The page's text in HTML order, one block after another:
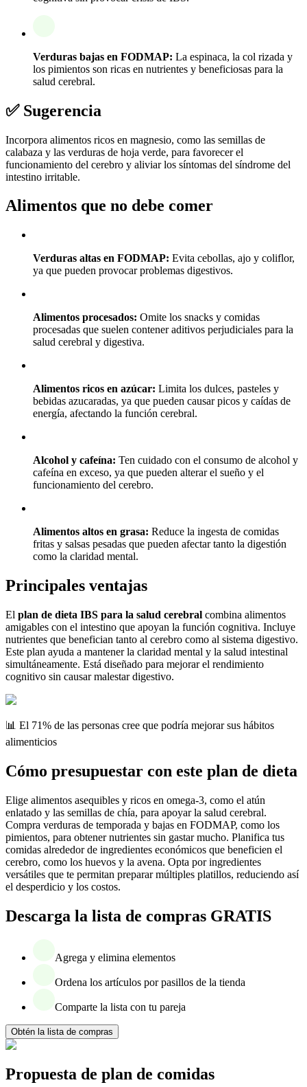
Verduras bajas en FODMAP: La espinaca, la col rizada y
los pimientos son ricas en nutrientes y beneficiosas para la
salud cerebral.
✅ Sugerencia
Incorpora alimentos ricos en magnesio, como las semillas de
calabaza y las verduras de hoja verde, para favorecer el
funcionamiento del cerebro y aliviar los síntomas del síndrome del
intestino irritable.
Alimentos que no debe comer
Verduras altas en FODMAP: Evita cebollas, ajo y coliflor,
ya que pueden provocar problemas digestivos.
Alimentos procesados: Omite los snacks y comidas
procesadas que suelen contener aditivos perjudiciales para la
salud cerebral y digestiva.
Alimentos ricos en azúcar: Limita los dulces, pasteles y
bebidas azucaradas, ya que pueden causar picos y caídas de
energía, afectando la función cerebral.
Alcohol y cafeína: Ten cuidado con el consumo de alcohol y
cafeína en exceso, ya que pueden alterar el sueño y el
funcionamiento del cerebro.
Alimentos altos en grasa: Reduce la ingesta de comidas
fritas y salsas pesadas que pueden afectar tanto la digestión
como la claridad mental.
Principales ventajas
El plan de dieta IBS para la salud cerebral combina alimentos
amigables con el intestino que apoyan la función cognitiva. Incluye
nutrientes que benefician tanto al cerebro como al sistema digestivo.
Este plan ayuda a mantener la claridad mental y la salud intestinal
simultáneamente. Está diseñado para mejorar el rendimiento
cognitivo sin causar malestar digestivo.
📊 El 71% de las personas cree que podría mejorar sus hábitos
alimenticios
Cómo presupuestar con este plan de dieta
Elige alimentos asequibles y ricos en omega-3, como el atún
enlatado y las semillas de chía, para apoyar la salud cerebral.
Compra verduras de temporada y bajas en FODMAP, como los
pimientos, para obtener nutrientes sin gastar mucho. Planifica tus
comidas alrededor de ingredientes económicos que beneficien el
cerebro, como los huevos y la avena. Opta por ingredientes
versátiles que te permitan preparar múltiples platillos, reduciendo así
el desperdicio y los costos.
Descarga la lista de compras GRATIS
Agrega y elimina elementos
Ordena los artículos por pasillos de la tienda
Comparte la lista con tu pareja
Obtén la lista de compras
Propuesta de plan de comidas